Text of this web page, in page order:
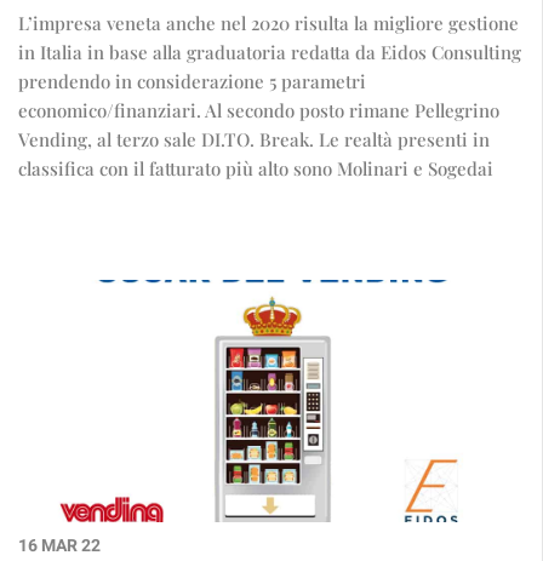
L’impresa veneta anche nel 2020 risulta la migliore gestione
in Italia in base alla graduatoria redatta da Eidos Consulting
prendendo in considerazione 5 parametri
economico/finanziari. Al secondo posto rimane Pellegrino
Vending, al terzo sale DI.TO. Break. Le realtà presenti in
classifica con il fatturato più alto sono Molinari e Sogedai
16 MAR 22